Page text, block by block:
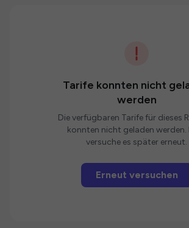
Tarife konnten nicht
werden
Die verfügbaren Tarife für dieses
konnten nicht geladen werden.
versuche es später erneut.
Erneut versuchen